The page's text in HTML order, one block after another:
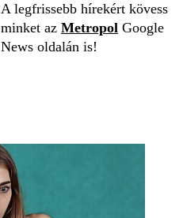
A legfrissebb hírekért kövess
minket az Metropol Google
News oldalán is!